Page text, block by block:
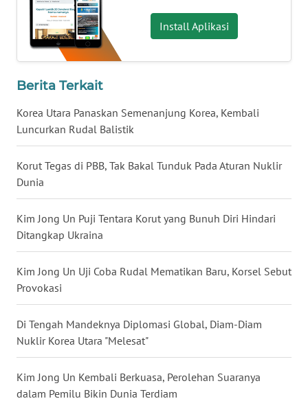
Install Aplikasi
Berita Terkait
Korea Utara Panaskan Semenanjung Korea, Kembali
Luncurkan Rudal Balistik
Korut Tegas di PBB, Tak Bakal Tunduk Pada Aturan Nuklir
Dunia
Kim Jong Un Puji Tentara Korut yang Bunuh Diri Hindari
Ditangkap Ukraina
Kim Jong Un Uji Coba Rudal Mematikan Baru, Korsel Sebut
Provokasi
Di Tengah Mandeknya Diplomasi Global, Diam-Diam
Nuklir Korea Utara "Melesat"
Kim Jong Un Kembali Berkuasa, Perolehan Suaranya
dalam Pemilu Bikin Dunia Terdiam
WN
NUSANTARA
JOGJA
WN
JATIM
WN
BALI
WN
KALBAR
WN
KALTENG
WN
KALTARA
WN
KALSEL